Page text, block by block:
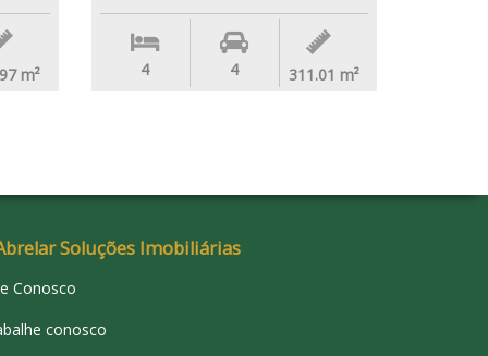
m² 4 4 311.01 m²
Soluções Imobiliárias
Conosco
conosco